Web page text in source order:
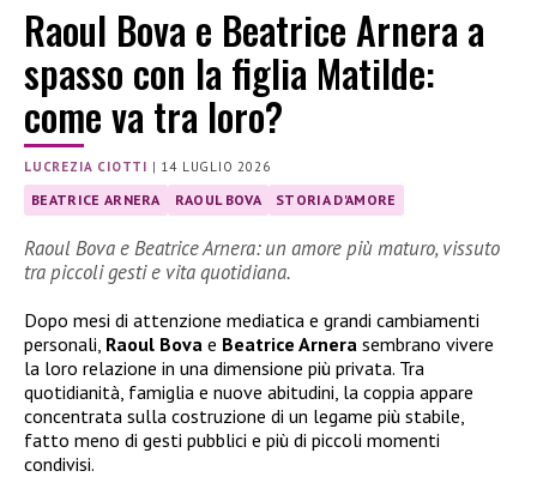
Raoul Bova e Beatrice Arnera a
spasso con la figlia Matilde:
come va tra loro?
LUCREZIA CIOTTI | 14 LUGLIO 2026
BEATRICE ARNERA RAOUL BOVA STORIA D'AMORE
Raoul Bova e Beatrice Arnera: un amore più maturo, vissuto
tra piccoli gesti e vita quotidiana.
Dopo mesi di attenzione mediatica e grandi cambiamenti
personali, Raoul Bova e Beatrice Arnera sembrano vivere
la loro relazione in una dimensione più privata. Tra
quotidianità, famiglia e nuove abitudini, la coppia appare
concentrata sulla costruzione di un legame più stabile,
fatto meno di gesti pubblici e più di piccoli momenti
condivisi.